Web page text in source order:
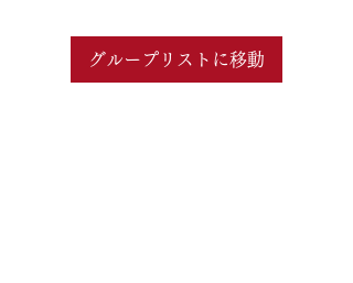
グループリストに移動